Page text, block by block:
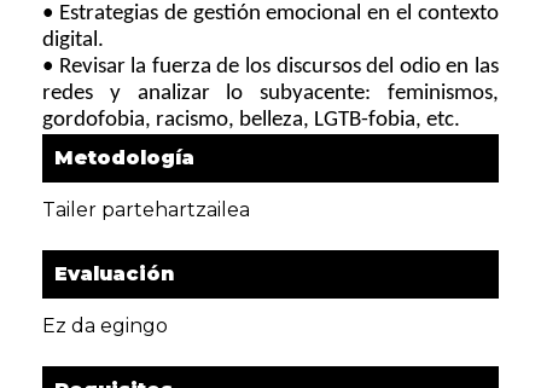
• Estrategias de gestión emocional en el contexto
digital.
• Revisar la fuerza de los discursos del odio en las
redes y analizar lo subyacente: feminismos,
gordofobia, racismo, belleza, LGTB-fobia, etc.
Metodología
Tailer partehartzailea
Evaluación
Ez da egingo